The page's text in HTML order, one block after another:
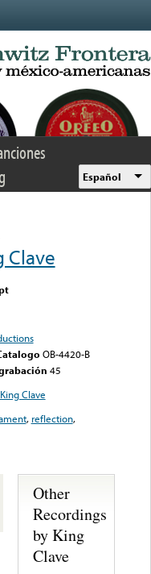
Español
Clave
OB-4420-B
45
King Clave
, reflection,
Other
Recordings
by King
Clave